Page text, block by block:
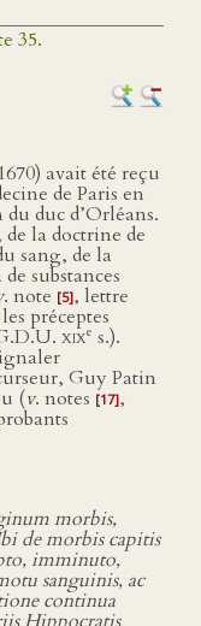
35.
avait été reçu
de Paris en
duc d’Orléans.
la doctrine de
sang, de la
substances
. note [5], lettre
préceptes
xixe s.).
Guy Patin
(v. notes [17],
morbis,
de morbis capitis
imminuto,
sanguinis, ac
continua